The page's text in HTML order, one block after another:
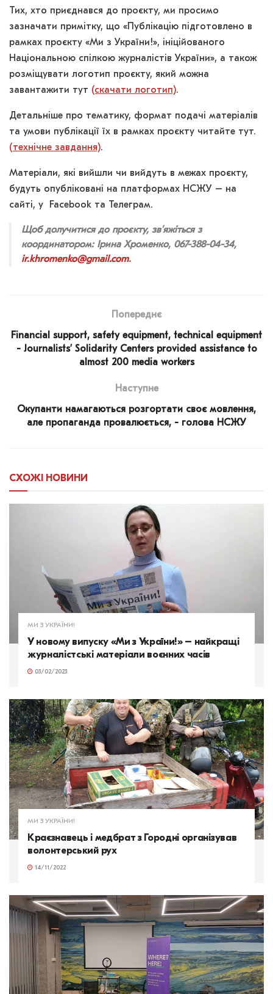
Тих, хто приєднався до проєкту, ми просимо
зазначати примітку, що «Публікацію підготовлено в
рамках проєкту «Ми з України!», ініційованого
Національною спілкою журналістів України», а також
розміщувати логотип проєкту, який можна
завантажити тут (скачати логотип).
Детальніше про тематику, формат подачі матеріалів
та умови публікації їх в рамках проєкту читайте тут.
(технічне завдання).
Матеріали, які вийшли чи вийдуть в межах проєкту,
будуть опубліковані на платформах НСЖУ – на
сайті, у Facebook та Телеграм.
Щоб долучитися до проєкту, звʼяжіться з
координатором: Ірина Хроменко, 067-388-04-34,
ir.khromenko@gmail.com.
Попереднє
Financial support, safety equipment, technical equipment
- Journalists’ Solidarity Centers provided assistance to
almost 200 media workers
Наступне
Окупанти намагаються розгортати своє мовлення,
але пропаганда провалюється, - голова НСЖУ
СХОЖІ НОВИНИ
МИ З УКРАЇНИ!
У новому випуску «Ми з України!» – найкращі
журналістські матеріали воєнних часів
03/02/2023
МИ З УКРАЇНИ!
Краєзнавець і медбрат з Городні організував
волонтерський рух
14/11/2022